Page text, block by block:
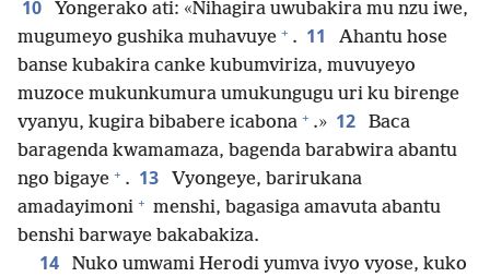
10
Yongerako ati: «Nihagira uwubakira mu nzu iwe,
mugumeyo gushika muhavuye + . 11
Ahantu hose
banse kubakira canke kubumviriza, muvuyeyo
muzoce mukunkumura umukungugu uri ku birenge
vyanyu, kugira bibabere icabona + .» 12
Baca
baragenda kwamamaza, bagenda barabwira abantu
ngo bigaye + . 13
Vyongeye, barirukana
amadayimoni + menshi, bagasiga amavuta abantu
benshi barwaye bakabakiza.
14
Nuko umwami Herodi yumva ivyo vyose, kuko